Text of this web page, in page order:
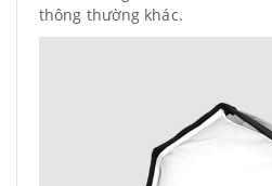
thông thường khác.